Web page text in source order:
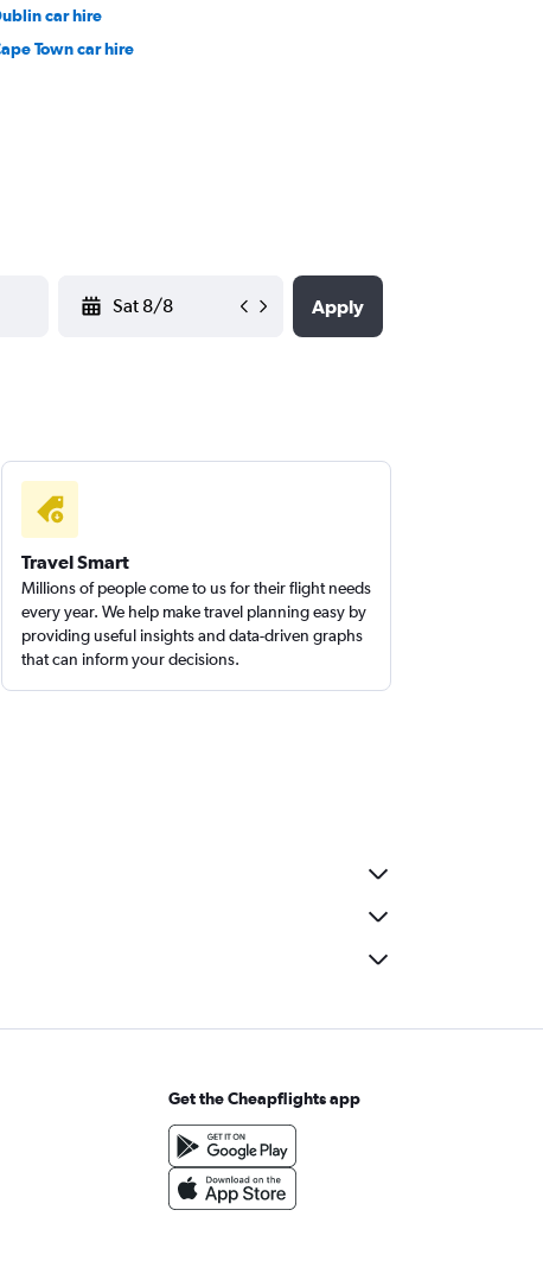
car hire
Town car hire
Apply
Travel Smart
Millions of people come to us for their flight needs
every year. We help make travel planning easy by
providing useful insights and data-driven graphs
that can inform your decisions.
Get the Cheapflights app